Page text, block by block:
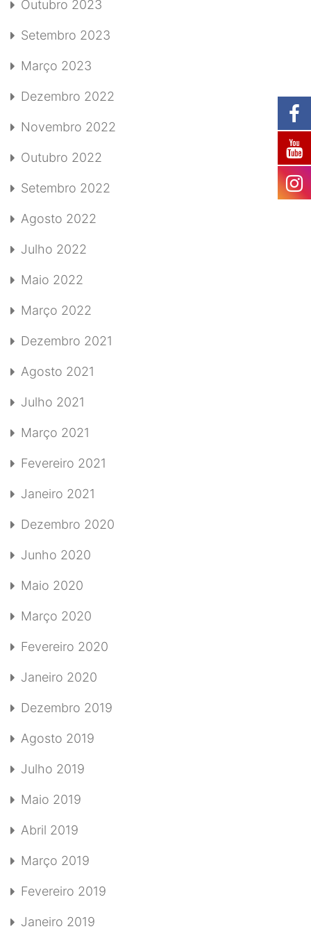
Outubro 2023
Setembro 2023
Março 2023
Dezembro 2022
Novembro 2022
Outubro 2022
Setembro 2022
Agosto 2022
Julho 2022
Maio 2022
Março 2022
Dezembro 2021
Agosto 2021
Julho 2021
Março 2021
Fevereiro 2021
Janeiro 2021
Dezembro 2020
Junho 2020
Maio 2020
Março 2020
Fevereiro 2020
Janeiro 2020
Dezembro 2019
Agosto 2019
Julho 2019
Maio 2019
Abril 2019
Março 2019
Fevereiro 2019
Janeiro 2019